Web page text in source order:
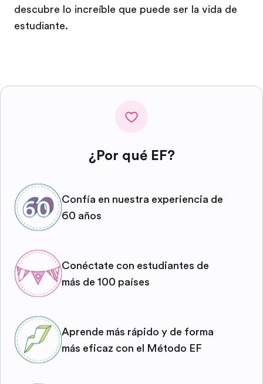
descubre lo increíble que puede ser la vida de
estudiante.
¿Por qué EF?
Confía en nuestra experiencia de
60 años
Conéctate con estudiantes de
más de 100 países
Aprende más rápido y de forma
más eficaz con el Método EF